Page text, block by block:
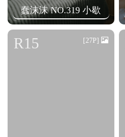
蠢沫沫 NO.319 小歇
R15 [27P]